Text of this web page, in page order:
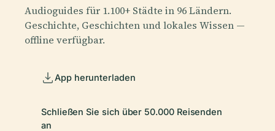
Audioguides für 1.100+ Städte in 96 Ländern.
Geschichte, Geschichten und lokales Wissen —
offline verfügbar.
App herunterladen
Schließen Sie sich über 50.000 Reisenden
an